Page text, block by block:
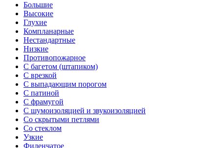
Большие
Высокие
Глухие
Компланарные
Нестандартные
Низкие
Противопожарное
С багетом (штапиком)
С врезкой
С выпадающим порогом
С патиной
С фрамугой
С шумоизоляцией и звукоизоляцией
Со скрытыми петлями
Со стеклом
Узкие
Филенчатое